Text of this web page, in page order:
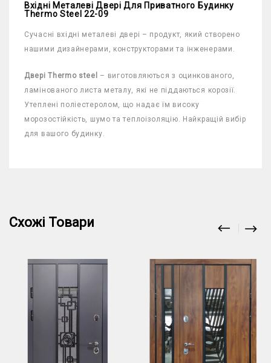
Вхідні Металеві Двері Для Приватного Будинку
Thermo Steel 22-09
Сучасні вхідні металеві двері – продукт, який створено
нашими дизайнерами, конструкторами та інженерами.
Двері Thermo steel
– виготовляються з оцинкованого,
ламінованого листа металу, які не піддаються корозії.
Утеплені поліестеролом, що надає їм високу
морозостійкість, шумо та теплоізоляцію. Найкращій вибір
для вашого будинку.
Схожі Товари